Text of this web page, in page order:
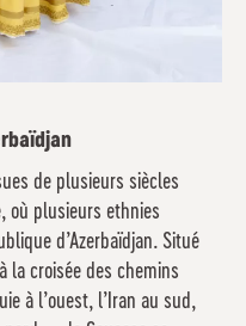
de plusieurs siècles
où plusieurs ethnies
d’Azerbaïdjan. Situé
la croisée des chemins
à l’ouest, l’Iran au sud,